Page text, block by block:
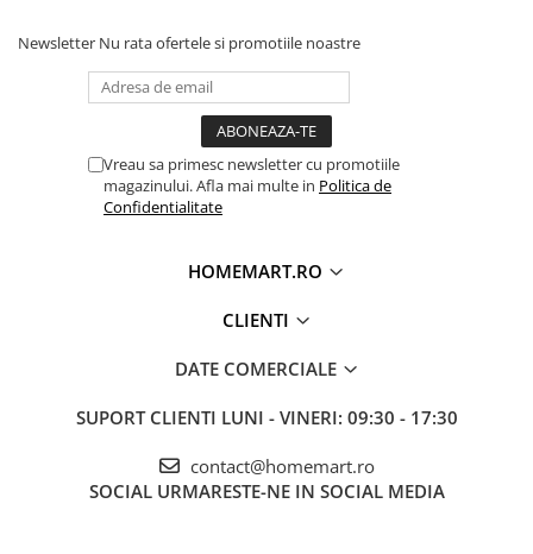
Newsletter Nu rata ofertele si promotiile noastre
Vreau sa primesc newsletter cu promotiile
magazinului. Afla mai multe in Politica de
Confidentialitate
HOMEMART.RO
CLIENTI
DATE COMERCIALE
SUPORT CLIENTI LUNI - VINERI: 09:30 - 17:30
contact@homemart.ro
SOCIAL URMARESTE-NE IN SOCIAL MEDIA